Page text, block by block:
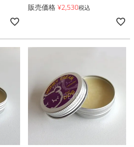
販売価格 ¥2,530税込